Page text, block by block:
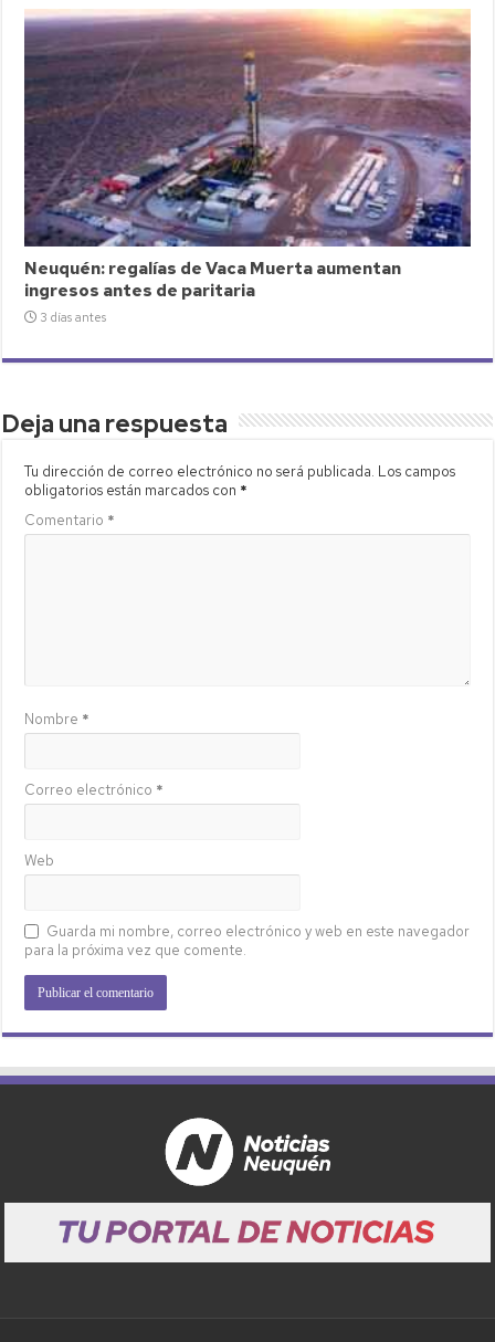
Neuquén: regalías de Vaca Muerta aumentan
ingresos antes de paritaria
3 días antes
Deja una respuesta
Tu dirección de correo electrónico no será publicada. Los campos
obligatorios están marcados con *
Comentario *
Nombre *
Correo electrónico *
Web
Guarda mi nombre, correo electrónico y web en este navegador
para la próxima vez que comente.